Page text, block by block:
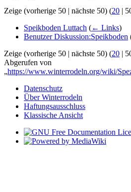
Zeige (vorherige 50 | nächste 50) (20 |
Speikboden Luttach (← Links)
Benutzer Diskussion:Speikboden
Zeige (vorherige 50 | nächste 50) (20 |
Abgerufen von
„https://www.winterrodeln.org/wiki/
Datenschutz
Über Winterrodeln
Haftungsausschluss
Klassische Ansicht